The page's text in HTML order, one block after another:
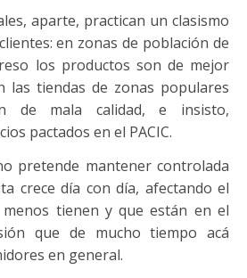
aparte, practican un clasismo
en zonas de población de
los productos son de mejor
las tiendas de zonas populares
de mala calidad, e insisto,
pactados en el PACIC.
pretende mantener controlada
crece día con día, afectando el
tienen y que están en el
que de mucho tiempo acá
en general.